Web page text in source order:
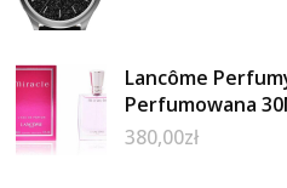
Lancôme
Perfumowana
380,00zł